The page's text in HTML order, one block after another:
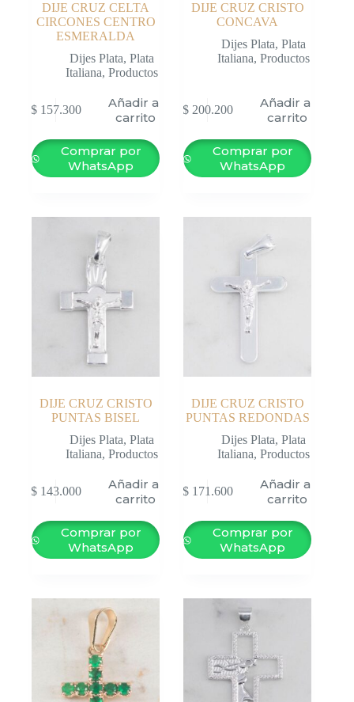
DIJE CRUZ CELTA
CIRCONES CENTRO
ESMERALDA
Dijes Plata, Plata
Italiana, Productos
$157.300
Añadir al
carrito
Comprar por
WhatsApp
DIJE CRUZ CRISTO
CONCAVA
Dijes Plata, Plata
Italiana, Productos
$200.200
Añadir al
carrito
Comprar por
WhatsApp
DIJE CRUZ CRISTO
PUNTAS BISEL
Dijes Plata, Plata
Italiana, Productos
$143.000
Añadir al
carrito
Comprar por
WhatsApp
DIJE CRUZ CRISTO
PUNTAS REDONDAS
Dijes Plata, Plata
Italiana, Productos
$171.600
Añadir al
carrito
Comprar por
WhatsApp